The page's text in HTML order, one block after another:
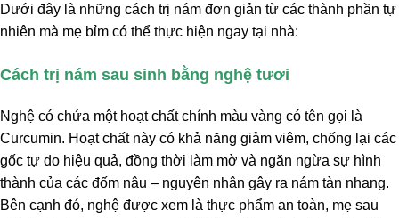
Dưới đây là những cách trị nám đơn giản từ các thành phần tự
nhiên mà mẹ bỉm có thể thực hiện ngay tại nhà:
Cách trị nám sau sinh bằng nghệ tươi
Nghệ có chứa một hoạt chất chính màu vàng có tên gọi là
Curcumin. Hoạt chất này có khả năng giảm viêm, chống lại các
gốc tự do hiệu quả, đồng thời làm mờ và ngăn ngừa sự hình
thành của các đốm nâu – nguyên nhân gây ra nám tàn nhang.
Bên cạnh đó, nghệ được xem là thực phẩm an toàn, mẹ sau